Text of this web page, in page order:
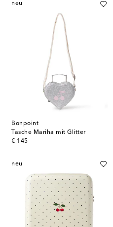
neu
Bonpoint
Tasche Mariha mit Glitter
€ 145
original price
neu